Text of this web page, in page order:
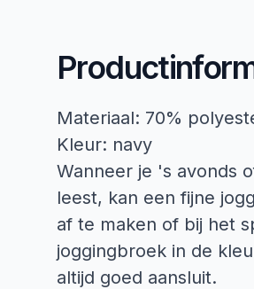
Materiaal: 70%
Kleur: navy
Wanneer je 's avonds
leest, kan een fijne
af te maken of bij het
joggingbroek in de
altijd goed aansluit.